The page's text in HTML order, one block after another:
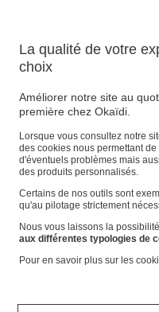
Produits suggérés
Voir tous les produits
Magasin
Vos informations
Suivre une commande
Panier
Favoris
La qualité de votre
choix
Améliorer notre site au
première chez Okaïdi.
Lorsque vous consultez notre
des cookies nous permettant
d'éventuels problèmes mais
des produits personnalisés.
Certains de nos outils sont
qu'au pilotage strictement
Nous vous laissons la
aux différentes typologies de
Pour en savoir plus sur les